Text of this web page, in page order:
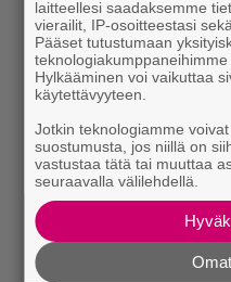
laitteellesi saadaksemme
vierailit, IP-osoitteestasi
Pääset tutustumaan
Hylkääminen voi vaikuttaa
käytettävyyteen.
Jotkin teknologiamme
suostumusta, jos niillä on
vastustaa tätä tai muuttaa
seuraavalla välilehdellä.